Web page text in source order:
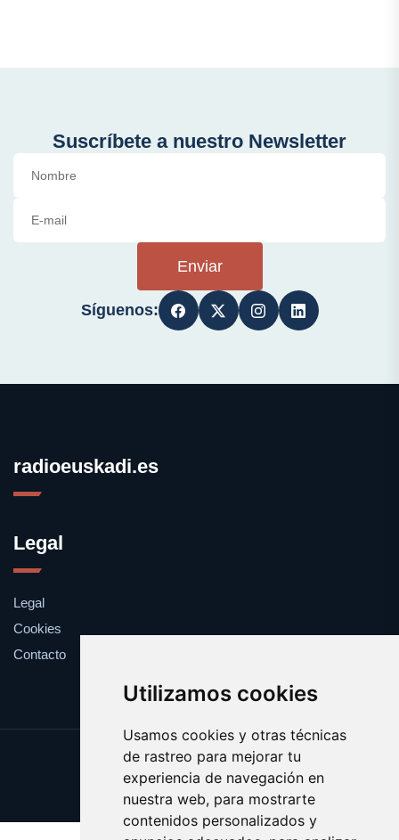
Utilizamos cookies
Usamos cookies y otras técnicas
de rastreo para mejorar tu
experiencia de navegación en
nuestra web, para mostrarte
contenidos personalizados y
Suscríbete a nuestro Newsletter
Enviar
Síguenos:
radioeuskadi.es
Legal
Legal
Cookies
Contacto
Update cookies preferences
Copyright © 2025 radioeuskadi.es